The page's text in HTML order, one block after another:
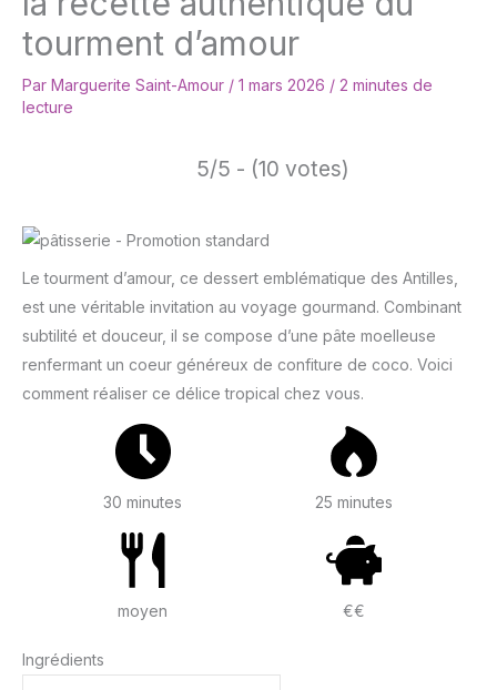
tourment d’amour
Par Marguerite Saint-Amour / 1 mars 2026 / 2 minutes de
lecture
5/5 - (10 votes)
Le tourment d’amour, ce dessert emblématique des Antilles,
est une véritable invitation au voyage gourmand. Combinant
subtilité et douceur, il se compose d’une pâte moelleuse
renfermant un coeur généreux de confiture de coco. Voici
comment réaliser ce délice tropical chez vous.
30 minutes 25 minutes
moyen €€
Ingrédients